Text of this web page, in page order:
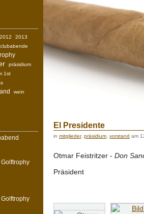
2012
2013
clubabende
präsidium
1st
wein
El Presidente
in mitglieder, präsidium vorstand am
Otmar Feistritzer - Don
Präsident